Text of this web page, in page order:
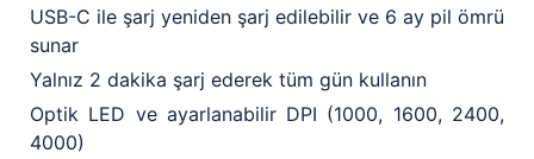
USB-C ile şarj yeniden şarj edilebilir ve 6 ay pil ömrü
sunar
Yalnız 2 dakika şarj ederek tüm gün kullanın
Optik LED ve ayarlanabilir DPI (1000, 1600, 2400,
4000)